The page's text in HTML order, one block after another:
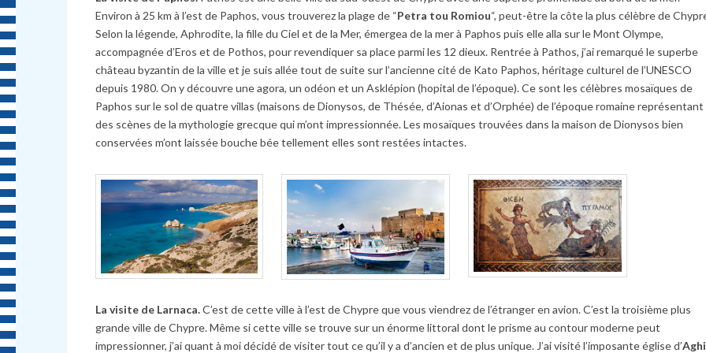
Environà 25 kmà l’est de Paphos, vous trouverez la plage de “Petra tou Romiou“, peut-être la côte la plus célèbre de
Selon la légende, Aphrodite, la fille du Ciel et de la Mer, émergea de la merà Paphos puis elle alla sur le Mont Olympe,
accompagnée d’Eros et de Pothos, pour revendiquer sa place parmi les 12 dieux. Rentréeà Pathos, j’ai remarqué le superbe
château byzantin de la ville et je suis allée tout de suite sur l’ancienne cité de Kato Paphos, héritage culturel de l’UNESCO
depuis 1980. On y découvre une agora, un odéon et un Asklépion (hopital de l’époque). Ce sont les célèbres mosaïques de
Paphos sur le sol de quatre villas (maisons de Dionysos, de Thésée, d’Aionas et d’Orphée) de l’époque romaine représentant
des scènes de la mythologie grecque qui m’ont impressionnée. Les mosaïques trouvées dans la maison de Dionysos bien
conservées m’ont laissée bouche bée tellement elles sont restées intactes.
La visite de Larnaca.C’est de cette villeà l’est de Chypre que vous viendrez de l’étranger en avion. C’est la troisième plus
grande ville de Chypre. Même si cette ville se trouve sur un énorme littoral dont le prisme au contour moderne peut
impressionner, j’ai quantà moi décidé de visiter tout ce qu’il y a d’ancien et de plus unique. J’ai visité l’imposante église d’